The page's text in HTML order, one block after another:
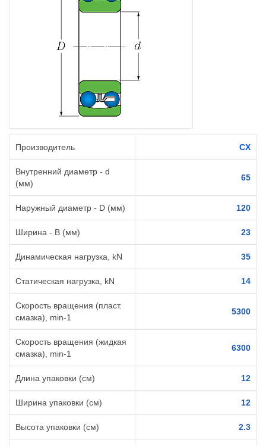
Производитель CX
Внутренний диаметр - d
(мм)
65
Наружный диаметр - D (мм) 120
Ширина - B (мм) 23
Динамическая нагрузка, kN 35
Статическая нагрузка, kN 14
Скорость вращения (пласт.
смазка), min-1
5300
Скорость вращения (жидкая
смазка), min-1
6300
Длина упаковки (см) 12
Ширина упаковки (см) 12
Высота упаковки (см) 2.3